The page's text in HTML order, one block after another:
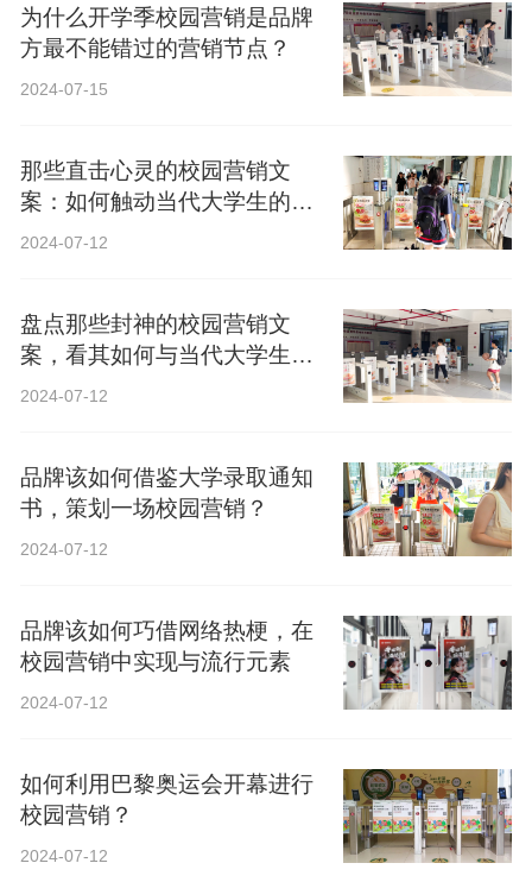
为什么开学季校园营销是品牌
方最不能错过的营销节点？
2024-07-15
那些直击心灵的校园营销文
案：如何触动当代大学生的心
弦？
2024-07-12
盘点那些封神的校园营销文
案，看其如何与当代大学生精
神共鸣？
2024-07-12
品牌该如何借鉴大学录取通知
书，策划一场校园营销？
2024-07-12
品牌该如何巧借网络热梗，在
校园营销中实现与流行元素
2024-07-12
如何利用巴黎奥运会开幕进行
校园营销？
2024-07-12